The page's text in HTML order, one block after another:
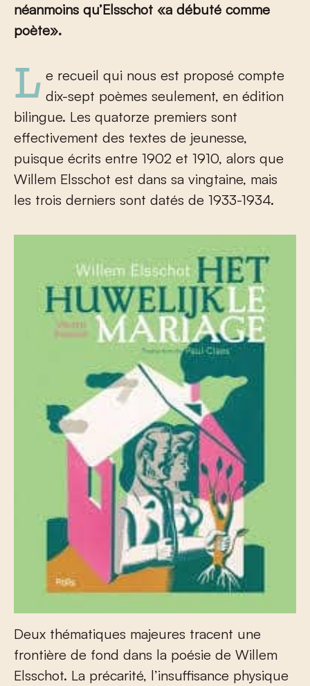
néanmoins qu’Elsschot «a débuté comme
poète».
Le recueil qui nous est proposé compte dix-sept poèmes seulement, en édition
bilingue. Les quatorze premiers sont
effectivement des textes de jeunesse,
puisque écrits entre 1902 et 1910, alors que
Willem Elsschot est dans sa vingtaine, mais
les trois derniers sont datés de 1933-1934.
Deux thématiques majeures tracent une
frontière de fond dans la poésie de Willem
Elsschot. La précarité, l’insuffisance physique